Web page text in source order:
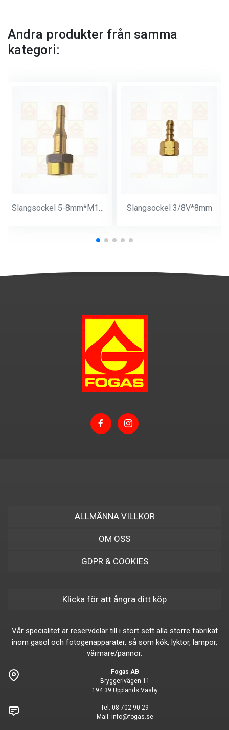
Andra produkter från samma
kategori:
Slangsockel 5-8mm*M14*1 Slangsockel 3/8V*8mm
ALLMÄNNA VILLKOR
OM OSS
GDPR & COOKIES
Klicka för att ångra ditt köp
Vår specialitet är reservdelar till i stort sett alla större fabrikat
inom gasol och fotogenapparater, så som kök, lyktor, lampor,
värmare/pannor.
Fogas AB
Bryggerivägen 11
194 39 Upplands Väsby
Tel: 08-702 90 29
Mail: info@fogas.se